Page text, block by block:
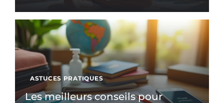
ASTUCES PRATIQUES
Les meilleurs conseils pour